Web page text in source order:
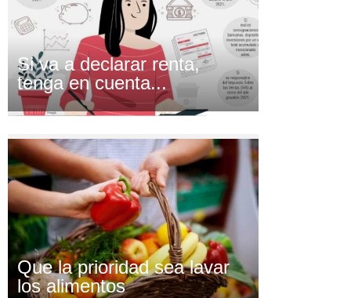
Si va a declarar renta,
tenga en cuenta...
Que la prioridad sea lavar
los alimentos